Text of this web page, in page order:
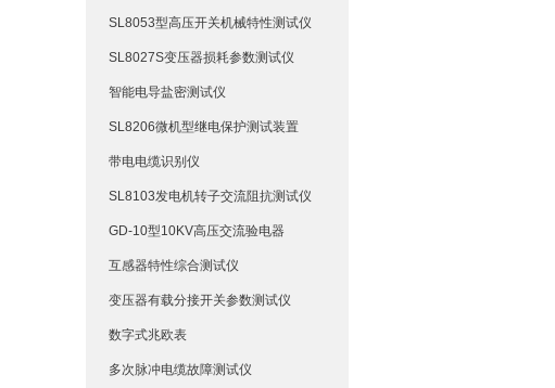
SL8053型高压开关机械特性测试仪
SL8027S变压器损耗参数测试仪
智能电导盐密测试仪
SL8206微机型继电保护测试装置
带电电缆识别仪
SL8103发电机转子交流阻抗测试仪
GD-10型10KV高压交流验电器
互感器特性综合测试仪
变压器有载分接开关参数测试仪
数字式兆欧表
多次脉冲电缆故障测试仪